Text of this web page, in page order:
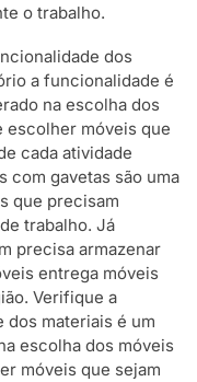
o trabalho.
dos
a funcionalidade é
na escolha dos
escolher móveis que
cada atividade
com gavetas são uma
que precisam
trabalho. Já
precisa armazenar
entrega móveis
Verifique a
dos materiais é um
escolha dos móveis
móveis que sejam